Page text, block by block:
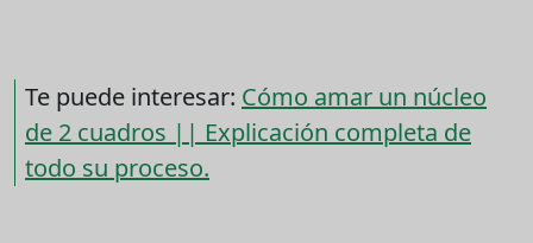
Te puede interesar: Cómo amar un núcleo
de 2 cuadros || Explicación completa de
todo su proceso.